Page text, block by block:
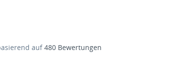
auf480 Bewertungen